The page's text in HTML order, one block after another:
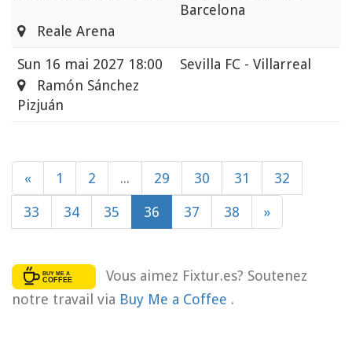
Barcelona
Reale Arena
Sun 16 mai 2027 18:00
Sevilla FC - Villarreal
Ramón Sánchez
Pizjuán
« 1 2 ... 29 30 31 32
33 34 35 36 37 38 »
Vous aimez Fixtur.es? Soutenez
notre travail via Buy Me a Coffee .